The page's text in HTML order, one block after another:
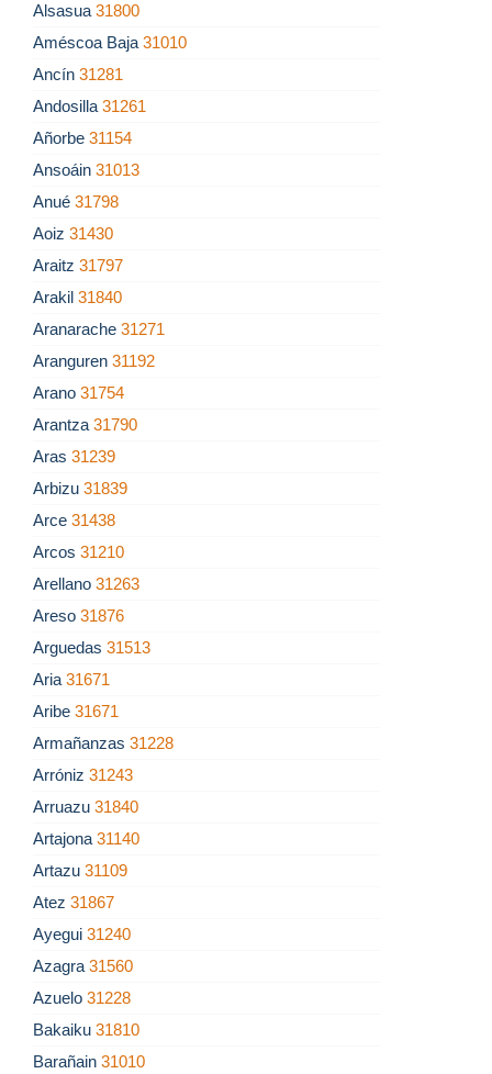
Alsasua 31800
Améscoa Baja 31010
Ancín 31281
Andosilla 31261
Añorbe 31154
Ansoáin 31013
Anué 31798
Aoiz 31430
Araitz 31797
Arakil 31840
Aranarache 31271
Aranguren 31192
Arano 31754
Arantza 31790
Aras 31239
Arbizu 31839
Arce 31438
Arcos 31210
Arellano 31263
Areso 31876
Arguedas 31513
Aria 31671
Aribe 31671
Armañanzas 31228
Arróniz 31243
Arruazu 31840
Artajona 31140
Artazu 31109
Atez 31867
Ayegui 31240
Azagra 31560
Azuelo 31228
Bakaiku 31810
Barañain 31010